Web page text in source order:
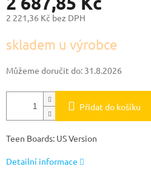
2 221,36 Kč bez DPH
cena:
skladem u výrobce
Můžeme doručit do: 31.8.2026
Přidat do košíku
Teen Boards: US Version
Detailní informace